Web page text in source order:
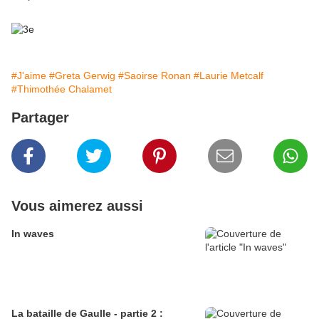
#J'aime #Greta Gerwig #Saoirse Ronan #Laurie Metcalf
#Thimothée Chalamet
Partager
Vous aimerez aussi
In waves
La bataille de Gaulle - partie 2 :